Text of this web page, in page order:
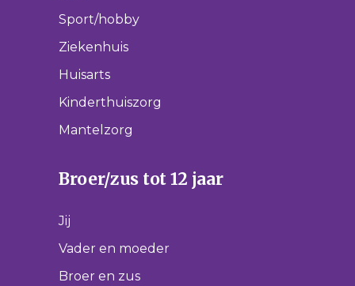
Sport/hobby
Ziekenhuis
Huisarts
Kinderthuiszorg
Mantelzorg
Broer/zus tot 12 jaar
Jij
Vader en moeder
Broer en zus